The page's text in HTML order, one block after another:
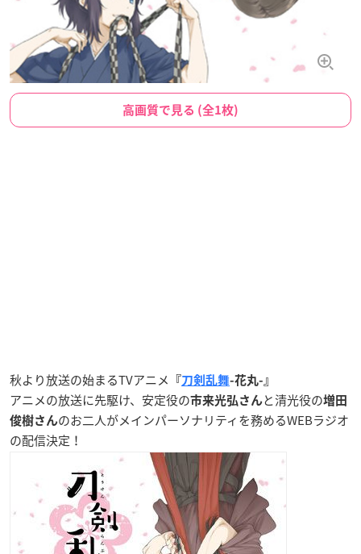
高画質で見る (全1枚)
秋より放送の始まるTVアニメ 『刀剣乱舞-花丸-』
アニメの放送に先駆け、安定役の市来光弘さんと清光役の増田
俊樹さんのお二人がメインパーソナリティを務めるWEBラジオ
の配信決定！